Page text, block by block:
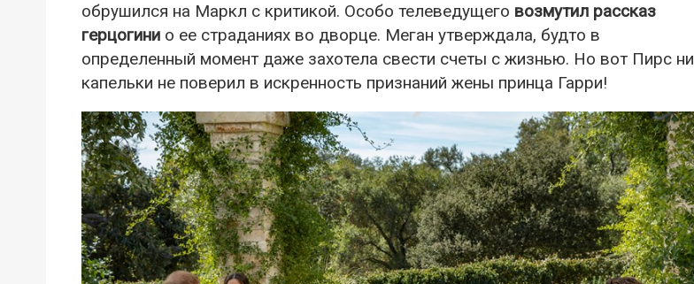
обрушился на Маркл с критикой. Особо телеведущего возмутил рассказ
герцогини о ее страданиях во дворце. Меган утверждала, будто в
определенный момент даже захотела свести счеты с жизнью. Но вот Пирс ни
капельки не поверил в искренность признаний жены принца Гарри!